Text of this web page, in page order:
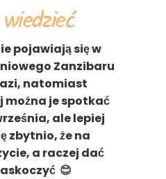
pojawiają się w
Zanzibaru
natomiast
je spotkać
ale lepiej
zbytnio, że na
a raczej dać
😊